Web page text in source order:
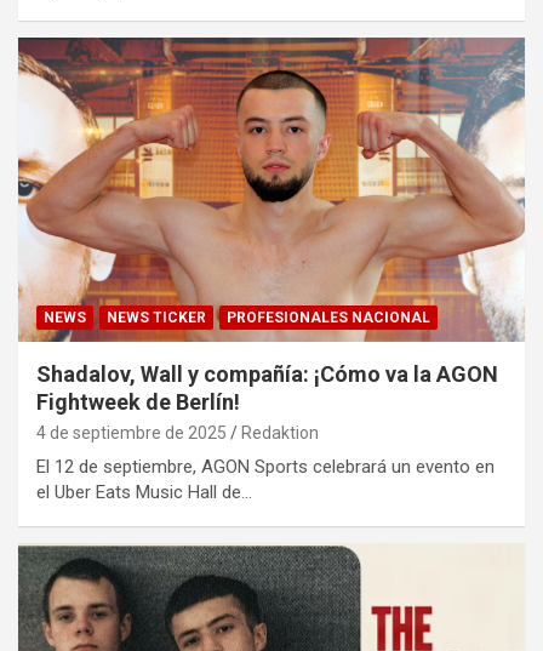
NEWS NEWS TICKER PROFESIONALES NACIONAL
Shadalov, Wall y compañía: ¡Cómo va la AGON
Fightweek de Berlín!
4 de septiembre de 2025 Redaktion
El 12 de septiembre, AGON Sports celebrará un evento en
el Uber Eats Music Hall de…